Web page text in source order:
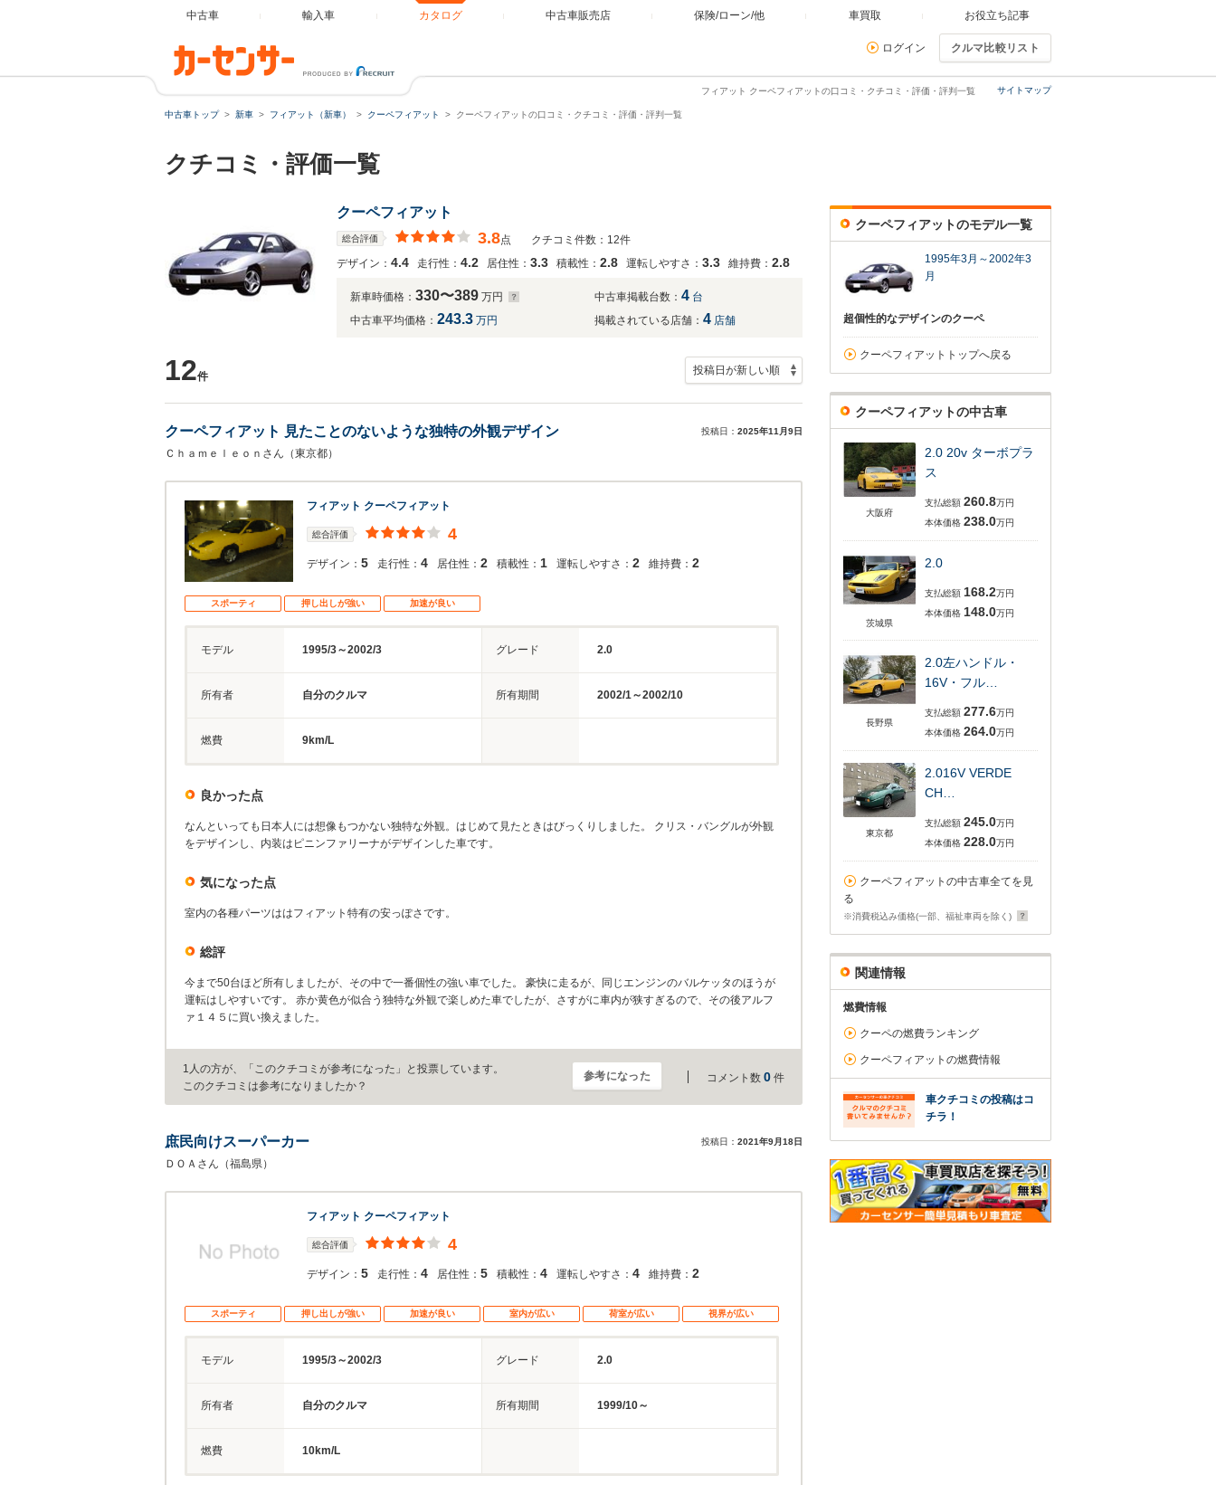
中古車 輸入車 カタログ 中古車販売店 保険/ローン/他 車買取 お役立ち記事
ログイン クルマ比較リスト
サイトマップ
フィアット クーペフィアットの口コミ・クチコミ・評価・評判一覧
中古車トップ 新車 フィアット（新車） クーペフィアット クーペフィアットの口コミ・クチコミ・評価・評判一覧
クチコミ・評価一覧
クーペフィアット
総合評価 3.8点
クチコミ件数：12件
デザイン： 4.4 走行性： 4.2 居住性： 3.3 積載性： 2.8 運転しやすさ： 3.3 維持費： 2.8
新車時価格： 330〜389 万円 中古車掲載台数： 4 台
中古車平均価格： 243.3 万円 掲載されている店舗： 4 店舗
12件
クーペフィアット 見たことのないような独特の外観デザイン 投稿日： 2025年11月9日
Ｃｈａｍｅｌｅｏｎさん（東京都）
フィアット クーペフィアット
総合評価 4
デザイン： 5 走行性： 4 居住性： 2 積載性： 1 運転しやすさ： 2 維持費： 2
スポーティ 押し出しが強い 加速が良い
モデル 1995/3～2002/3 グレード 2.0
所有者 自分のクルマ 所有期間 2002/1～2002/10
燃費 9km/L
良かった点
なんといっても日本人には想像もつかない独特な外観。はじめて見たときはびっくりしました。 クリス・バングルが外観
をデザインし、内装はピニンファリーナがデザインした車です。
気になった点
室内の各種パーツははフィアット特有の安っぽさです。
総評
今まで50台ほど所有しましたが、その中で一番個性の強い車でした。 豪快に走るが、同じエンジンのバルケッタのほうが
運転はしやすいです。 赤か黄色が似合う独特な外観で楽しめた車でしたが、さすがに車内が狭すぎるので、その後アルフ
ァ１４５に買い換えました。
1人の方が、「このクチコミが参考になった」と投票しています。
このクチコミは参考になりましたか？
参考になった コメント数 0 件
庶民向けスーパーカー 投稿日： 2021年9月18日
ＤＯＡさん（福島県）
フィアット クーペフィアット
総合評価 4
デザイン： 5 走行性： 4 居住性： 5 積載性： 4 運転しやすさ： 4 維持費： 2
スポーティ 押し出しが強い 加速が良い 室内が広い 荷室が広い 視界が広い
モデル 1995/3～2002/3 グレード 2.0
所有者 自分のクルマ 所有期間 1999/10～
燃費 10km/L
クーペフィアットのモデル一覧
1995年3月～2002年3
月
超個性的なデザインのクーペ
クーペフィアットトップへ戻る
クーペフィアットの中古車
大阪府
2.0 20v ターボプラ
ス
支払総額 260.8万円
本体価格 238.0万円
茨城県
2.0
支払総額 168.2万円
本体価格 148.0万円
長野県
2.0左ハンドル・
16V・フル…
支払総額 277.6万円
本体価格 264.0万円
東京都
2.016V VERDE
CH…
支払総額 245.0万円
本体価格 228.0万円
クーペフィアットの中古車全てを見
る
※消費税込み価格(一部、福祉車両を除く)
関連情報
燃費情報
クーペの燃費ランキング
クーペフィアットの燃費情報
車クチコミの投稿はコ
チラ！